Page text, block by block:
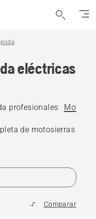
eléctricas
profesionales
de motosierras
Comparar